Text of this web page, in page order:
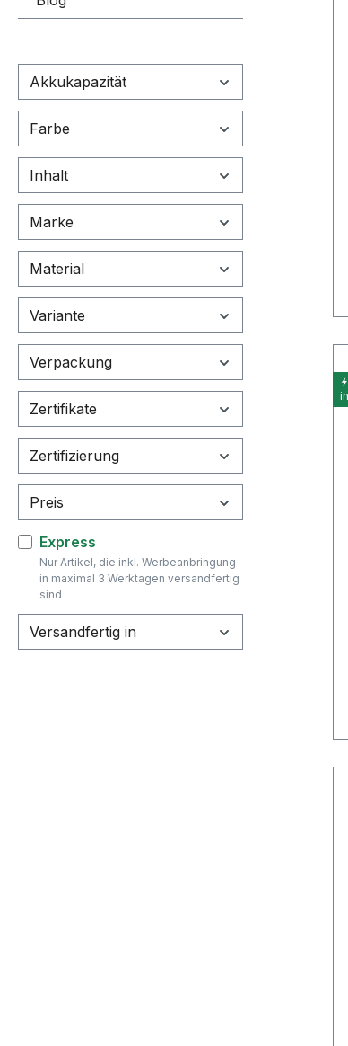
Akkukapazität
Farbe
Inhalt
Marke
Material
Variante
Verpackung
Zertifikate
Zertifizierung
Preis
Filter hinzufügen: Express
Express
Nur Artikel, die inkl. Werbeanbringung
in maximal 3 Werktagen versandfertig
sind
Versandfertig in